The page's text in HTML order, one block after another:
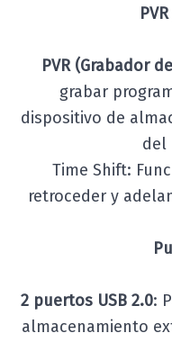
PVR (Grabador
grabar
dispositivo de
del
Time Shift:
retroceder y
2 puertos USB 2.0:
almacenamiento